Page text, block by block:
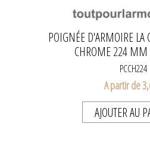
POIGNÉE D'ARMOIRE LA
CHROME 224
PCCH224
A partir de
AJOUTER AU